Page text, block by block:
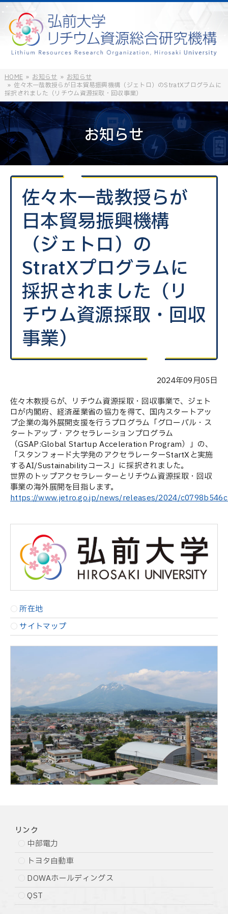
HOME お知らせ
お知らせ
佐々木一哉教授らが日本貿易振興機構（ジェトロ）のStratXプログラムに
採択されました（リチウム資源採取・回収事業）
お知らせ
佐々木一哉教授らが
日本貿易振興機構
（ジェトロ）の
StratXプログラムに
採択されました（リ
チウム資源採取・回収
事業）
2024年09月05日
佐々木教授らが、リチウム資源採取・回収事業で、ジェト
ロが内閣府、経済産業省の協力を得て、国内スタートアッ
プ企業の海外展開支援を行うプログラム「グローバル・ス
タートアップ・アクセラレーションプログラム
（GSAP:Global Startup Acceleration Program）」の、
「スタンフォード大学発のアクセラレーターStartXと実施
するAI/Sustainabilityコース」に採択されました。
世界のトップアクセラレーターとリチウム資源採取・回収
事業の海外展開を目指します。
https://www.jetro.go.jp/news/releases/2024/
所在地
サイトマップ
リンク
中部電力
トヨタ自動車
DOWAホールディングス
QST